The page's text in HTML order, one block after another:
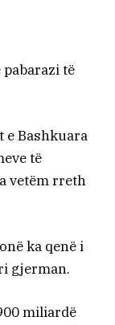
të
e Bashkuara
të
vetëm rreth
ka qenë i
gjerman.
miliardë